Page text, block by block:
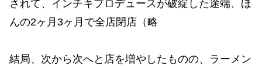
されて、インチキプロデュースが破綻した途端、ほ
んの2ヶ月3ヶ月で全店閉店（略
結局、次から次へと店を増やしたものの、ラーメン